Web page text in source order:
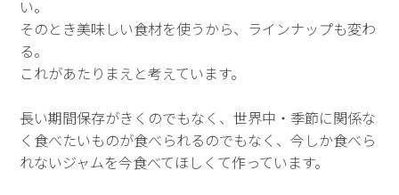
い。
そのとき美味しい食材を使うから、ラインナップも変わ
る。
これがあたりまえと考えています。
長い期間保存がきくのでもなく、世界中・季節に関係な
く食べたいものが食べられるのでもなく、今しか食べら
れないジャムを今食べてほしくて作っています。